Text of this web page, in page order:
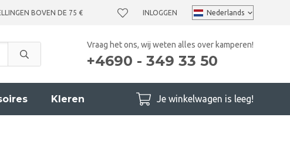
BOVEN DE 75 € INLOGGEN
Vraag het ons, wij weten alles over kamperen!
+4690 - 349 33 50
Kleren Je winkelwagen is leeg!